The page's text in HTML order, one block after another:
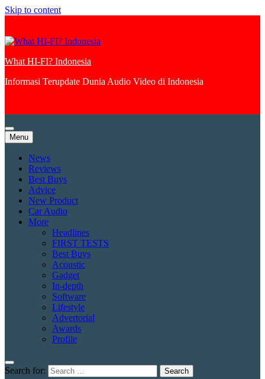
Skip to content
What HI-FI? Indonesia
Informasi Terupdate Dunia Audio Video di Indonesia
Menu
News
Reviews
Best Buys
Advice
New Product
Car Audio
More
Headlines
FIRST TESTS
Best Buys
Acoustic
Gadget
In-depth
Software
Lifestyle
Advertorial
Awards
Profile
Search for: